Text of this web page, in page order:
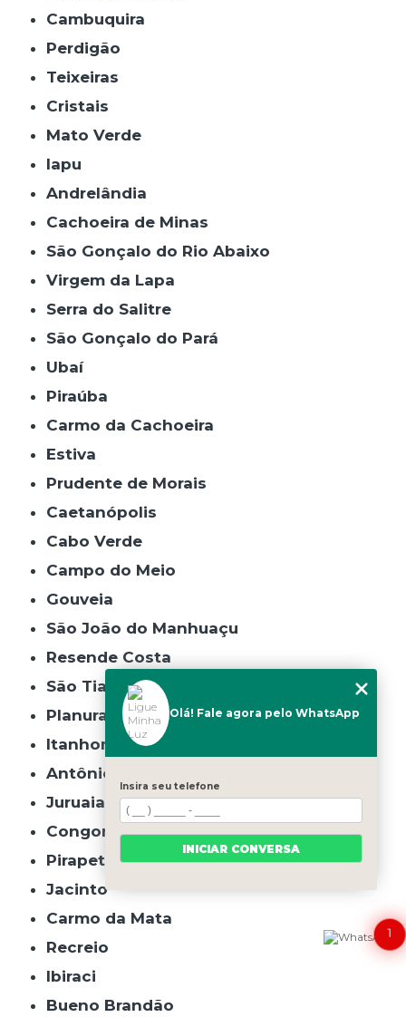
Cambuquira
Perdigão
Teixeiras
Cristais
Mato Verde
Iapu
Andrelândia
Cachoeira de Minas
São Gonçalo do Rio Abaixo
Virgem da Lapa
Serra do Salitre
São Gonçalo do Pará
Ubaí
Piraúba
Carmo da Cachoeira
Estiva
Prudente de Morais
Caetanópolis
Cabo Verde
Campo do Meio
Gouveia
São João do Manhuaçu
Resende Costa
São Tiago
Planura
Itanhomi
Antônio Carlos
Juruaia
Congonhal
Pirapetinga
Jacinto
Carmo da Mata
Recreio
Ibiraci
Bueno Brandão
1
Olá! Fale agora pelo WhatsApp
Insira seu telefone
INICIAR CONVERSA